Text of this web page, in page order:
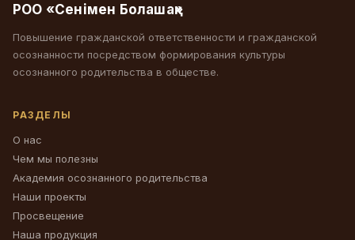
РОО «Сенімен Болашақ»
Повышение гражданской ответственности и гражданской
осознанности посредством формирования культуры
осознанного родительства в обществе.
РАЗДЕЛЫ
О нас
Чем мы полезны
Академия осознанного родительства
Наши проекты
Просвещение
Наша продукция